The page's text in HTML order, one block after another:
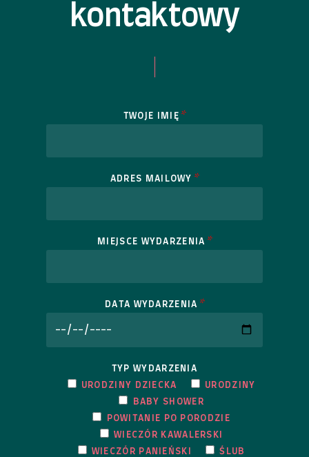
kontaktowy
TWOJE IMIĘ *
ADRES MAILOWY *
MIEJSCE WYDARZENIA *
DATA WYDARZENIA *
TYP WYDARZENIA
URODZINY DZIECKA
URODZINY
BABY SHOWER
POWITANIE PO PORODZIE
WIECZÓR KAWALERSKI
WIECZÓR PANIEŃSKI
ŚLUB